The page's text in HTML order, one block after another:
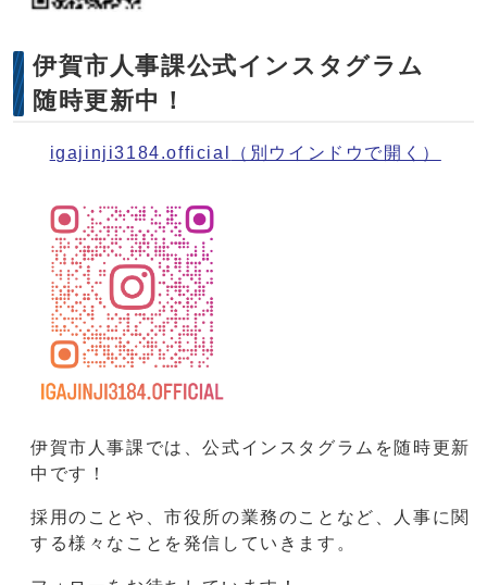
伊賀市人事課公式インスタグラム
随時更新中！
igajinji3184.official （別ウインドウで開く）
伊賀市人事課では、公式インスタグラムを随時更新
中です！
採用のことや、市役所の業務のことなど、人事に関
する様々なことを発信していきます。